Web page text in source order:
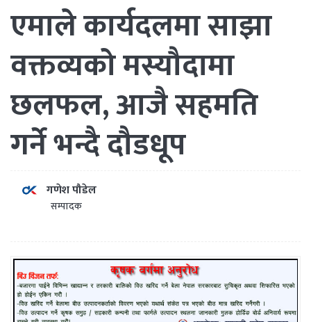
एमाले कार्यदलमा साझा
वक्तव्यको मस्यौदामा
छलफल, आजै सहमति
गर्ने भन्दै दौडधूप
गणेश पौडेल
सम्पादक